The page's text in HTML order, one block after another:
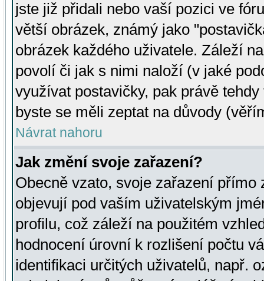
jste již přidali nebo vaší pozici ve
větší obrázek, známý jako
obrázek každého uživatele. Záleží
povolí či jak s nimi naloží (v jaké
využívat postavičky, pak právě
byste se měli zeptat na důvody
Návrat nahoru
Jak změní svoje zařazení?
Obecně vzato, svoje zařazení přímo
objevují pod vaším uživatelským
profilu, což záleží na použitém
hodnocení úrovní k rozlišení počtu
identifikaci určitých uživatelů, např.